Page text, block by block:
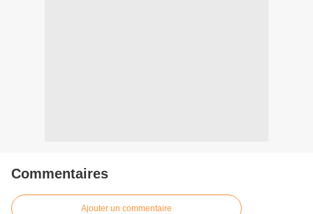
Commentaires
Ajouter un commentaire